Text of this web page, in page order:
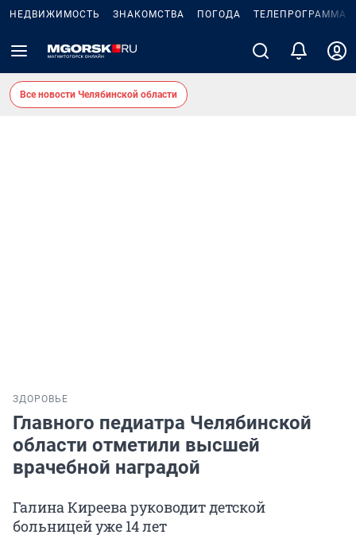
НЕДВИЖИМОСТЬ ЗНАКОМСТВА ПОГОДА ТЕЛЕПРОГРАММА
Все новости Челябинской области
ЗДОРОВЬЕ
Главного педиатра Челябинской
области отметили высшей
врачебной наградой
Галина Киреева руководит детской
больницей уже 14 лет